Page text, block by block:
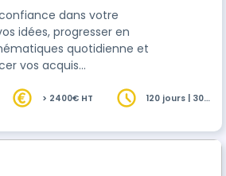
idées, progresser en
quotidienne et
vos acquis
> 2400€ HT
120 jours | 30